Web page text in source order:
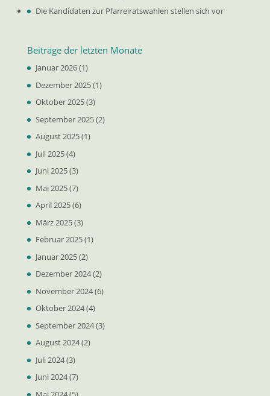
Die Kandidaten zur Pfarreiratswahlen stellen sich vor
Beiträge der letzten Monate
Januar 2026(1)
Dezember 2025(1)
Oktober 2025(3)
September 2025(2)
August 2025(1)
Juli 2025(4)
Juni 2025(3)
Mai 2025(7)
April 2025(6)
März 2025(3)
Februar 2025(1)
Januar 2025(2)
Dezember 2024(2)
November 2024(6)
Oktober 2024(4)
September 2024(3)
August 2024(2)
Juli 2024(3)
Juni 2024(7)